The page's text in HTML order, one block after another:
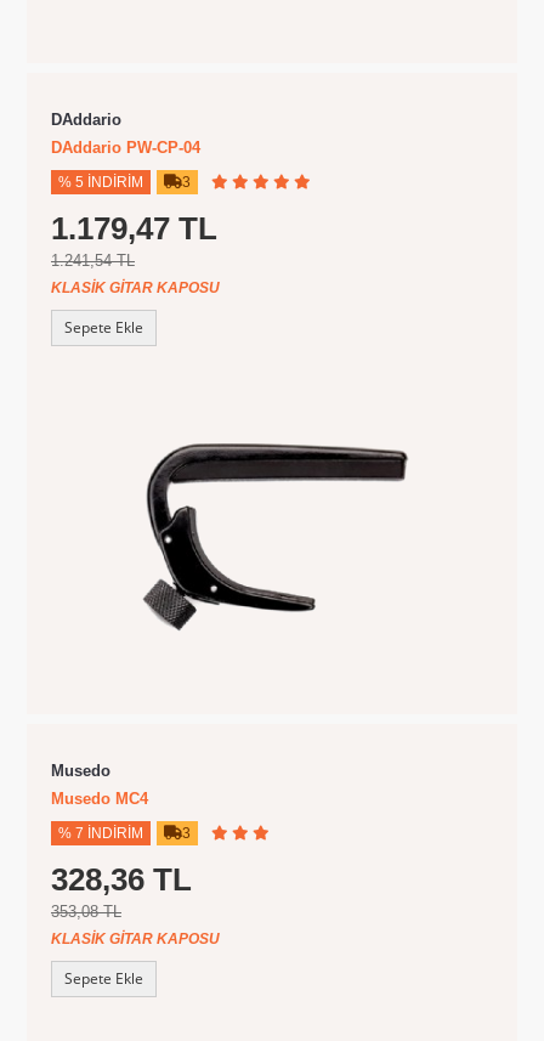
DAddario
DAddario PW-CP-04
% 5 İNDIRIM 3
1.179,47 TL
1.241,54 TL
KLASIK GITAR KAPOSU
Sepete Ekle
Musedo
Musedo MC4
% 7 İNDIRIM 3
328,36 TL
353,08 TL
KLASIK GITAR KAPOSU
Sepete Ekle